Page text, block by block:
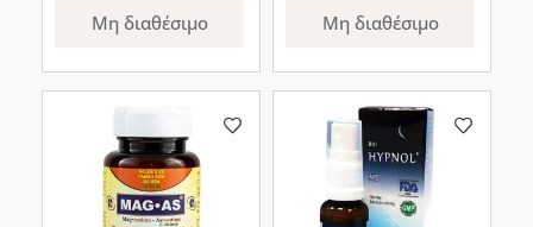
Μη διαθέσιμο Μη διαθέσιμο